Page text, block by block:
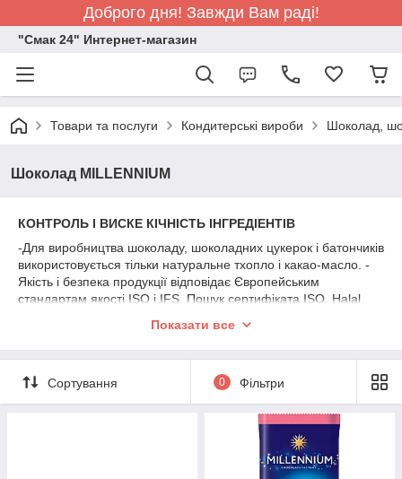
Доброго дня! Завжди Вам раді!
"Смак 24" Интернет-магазин
Товари та послуги Кондитерські вироби Шоколад,
Шоколад MILLENNIUM
КОНТРОЛЬ І ВИСКЕ КІЧНІСТЬ ІНГРЕДІЕНТІВ
-Для виробництва шоколаду, шоколадних цукерок і батончиків
використовується тільки натуральне тхопло і какао-масло. -
Якість і безпека продукції відповідає Європейським
стандартам якості ISO і IFS. Пошук сертифіката ISO, Halal.
СУЧАСНЕ ОБОРУДУВАННЯ І ЕКСЛЮЗУЗИВНІ ТЕХНОЛОГІЇ
лініях - Mazeti (Мазетті) і Knobel (Нобель).
Шоколадна фабрика « Millennium» перша в Україні
випустила: → Пористий шоколад; ✔ шоколад з цільним
горіхом. Білий шоколад. ✔ шоколад у картонній упаковці; ✔
шоколад в упаковці з віконцем. - Дитячий порціонний
Показати все
Сортування 0 Фільтри